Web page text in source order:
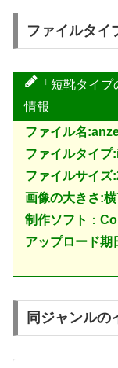
ファイルタイ
「短靴タイ
情報
ファイル名
ファイルタイプ
ファイルサイズ
画像の大きさ:
制作ソフト ：
アップロード期
同ジャンルの